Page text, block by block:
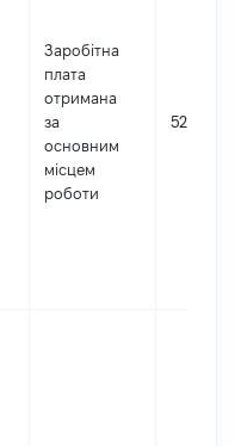
Заробітна
плата
отримана
за
основним
місцем
роботи
521495